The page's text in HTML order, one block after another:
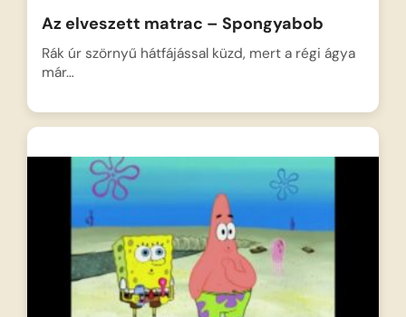
Az elveszett matrac – Spongyabob
Rák úr szörnyű hátfájással küzd, mert a régi ágya
már…